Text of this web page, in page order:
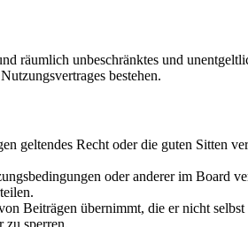
räumlich unbeschränktes und
bestehen.
geltendes Recht oder die guten Sitten
oder anderer im
Beiträgen übernimmt, die er nicht
zu sperren.